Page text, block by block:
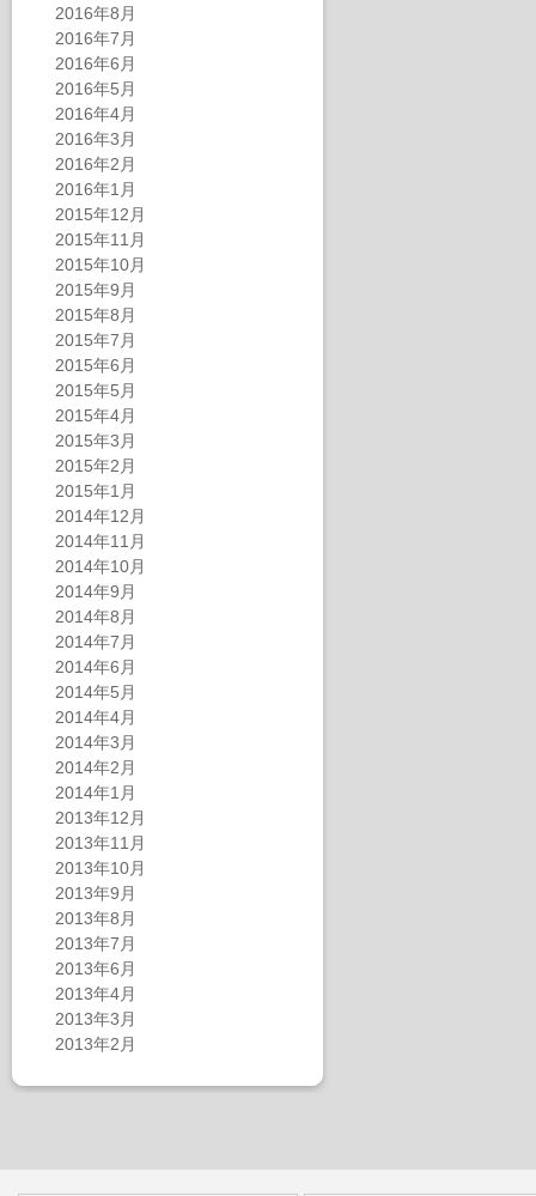
2016年8月
2016年7月
2016年6月
2016年5月
2016年4月
2016年3月
2016年2月
2016年1月
2015年12月
2015年11月
2015年10月
2015年9月
2015年8月
2015年7月
2015年6月
2015年5月
2015年4月
2015年3月
2015年2月
2015年1月
2014年12月
2014年11月
2014年10月
2014年9月
2014年8月
2014年7月
2014年6月
2014年5月
2014年4月
2014年3月
2014年2月
2014年1月
2013年12月
2013年11月
2013年10月
2013年9月
2013年8月
2013年7月
2013年6月
2013年4月
2013年3月
2013年2月